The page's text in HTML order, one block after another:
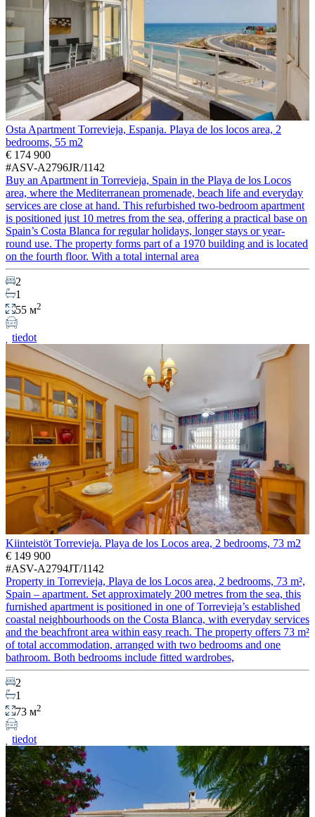
Osta Apartment Torrevieja, Espanja. Playa de los locos area, 2
bedrooms, 55 m2
€ 174 900
#ASV-A2796JR/1142
Buy an Apartment in Torrevieja, Spain in the Playa de los Locos
area, where the Mediterranean promenade, beach life and everyday
services are close at hand. This refurbished two-bedroom apartment
is positioned just 10 metres from the sea, offering a practical base on
Spain’s Costa Blanca for regular holidays, longer stays or year-
round use. The property forms part of a 1970 building and is located
on the fourth floor. With a total internal area
2
1
55 м2
tiedot
Kiinteistöt Torrevieja. Playa de los Locos area, 2 bedrooms, 73 m2
€ 149 900
#ASV-A2794JT/1142
Property in Torrevieja, Playa de los Locos area, 2 bedrooms, 73 m²,
Spain – apartment. Set approximately 200 metres from the sea, this
furnished apartment is positioned in one of Torrevieja’s established
coastal neighbourhoods on the Costa Blanca, with everyday services
and the beachfront area within easy reach. The property offers 73 m²
of total accommodation, arranged with two bedrooms and one
bathroom. Both bedrooms include fitted wardrobes,
2
1
73 м2
tiedot